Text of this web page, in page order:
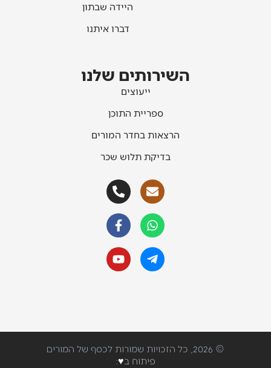
היידה שבתון
דברו איתנו
השירותים שלנו
ייעוצים
ספריית התוכן
הרצאות בחדר המורים
בדיקת תלוש שכר
© 2026, כל הזכויות שמורות לכסף של המורים
פיתוח ב♥: